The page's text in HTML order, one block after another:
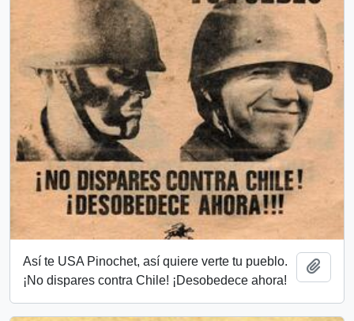
Así te USA Pinochet, así quiere verte tu pueblo.
¡No dispares contra Chile! ¡Desobedece ahora!